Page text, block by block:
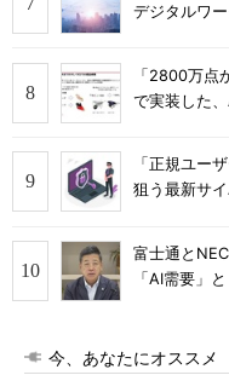
デジタルワ
「2800万
で実装した
「正規ユー
狙う最新サイ
富士通と
「AI需要」
今、あなたにオススメ